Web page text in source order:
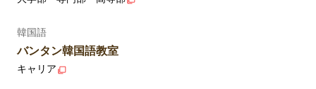
韓国語
バンタン韓国語教室
キャリア